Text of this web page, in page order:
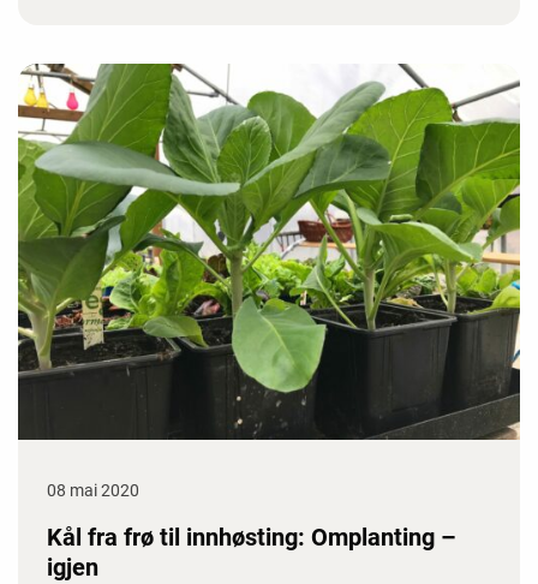
08 mai 2020
Kål fra frø til innhøsting: Omplanting –
igjen